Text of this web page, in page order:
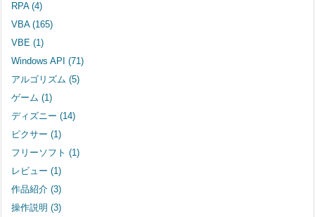
RPA (4)
VBA (165)
VBE (1)
Windows API (71)
アルゴリズム (5)
ゲーム (1)
ディズニー (14)
ピクサー (1)
フリーソフト (1)
レビュー (1)
作品紹介 (3)
操作説明 (3)